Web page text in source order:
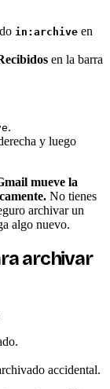
in:archive en
en la barra
.
y luego
mueve la
No tienes
archivar un
algo nuevo.
archivar
accidental.